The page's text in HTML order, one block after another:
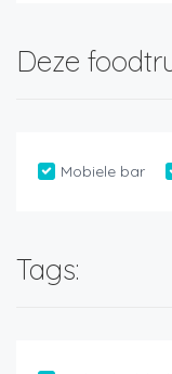
Deze
Mobiele bar
Tags: